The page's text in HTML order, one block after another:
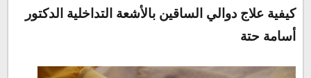
كيفية علاج دوالي الساقين بالأشعة التداخلية الدكتور
أسامة حتة